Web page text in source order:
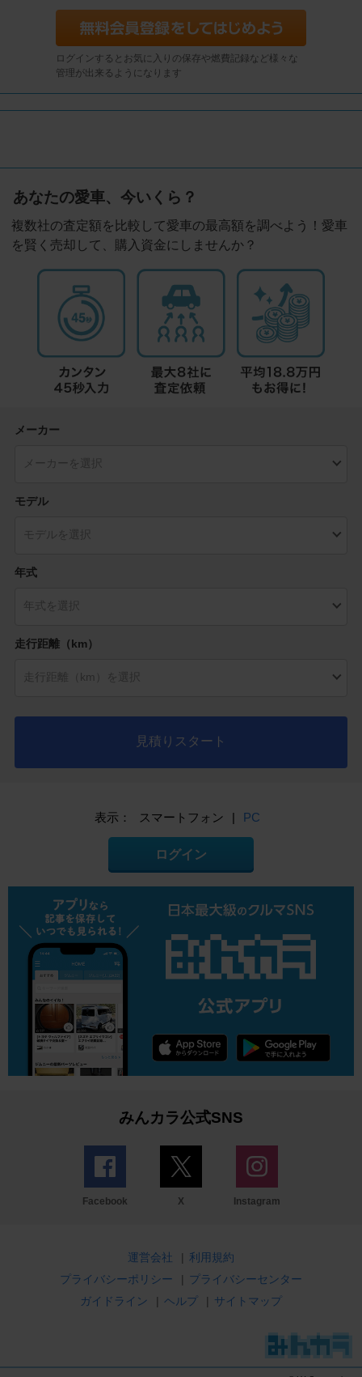
ログインするとお気に入りの保存や燃費記録など様々な
管理が出来るようになります
あなたの愛車、今いくら？
複数社の査定額を比較して愛車の最高額を調べよう！愛車
を賢く売却して、購入資金にしませんか？
メーカー
モデル
年式
走行距離（km）
見積りスタート
表示： スマートフォン | PC
ログイン
みんカラ公式SNS
Facebook X Instagram
運営会社 | 利用規約
プライバシーポリシー
| プライバシーセンター
ガイドライン
| ヘルプ | サイトマップ